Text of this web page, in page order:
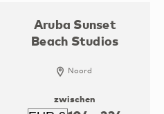
Aruba Sunset
Beach Studios
Noord
zwischen